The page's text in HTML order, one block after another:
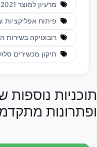
מרעיון למוצר 2021
פיתוח אפליקציות
רובוטיקה בשירות
תיקון מכשירים
תוכניות נוספות
ופתרונות